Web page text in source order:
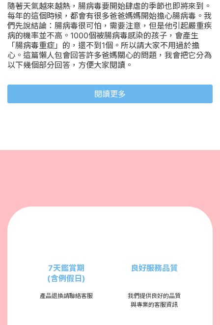
隨著天氣越來越熱，腸病毒要開始肆虐的季節也即將來到。
每年的這個時候，都會有很多爸爸媽媽開始擔心腸病毒。我
們先說結論：腸病毒很可怕，需要注意，但是他引起嚴重疾
病的機率並不高。1000個被腸病毒感染的孩子，會產生
「腸病毒重症」的，還不到1個。所以請大家不用過於擔
心。這篇懶人包會回答許多爸媽關心的問題，我會把它分為
以下幾個部分回答，方便大家閱讀。
閱讀更多
7天鑑賞期
(含例假日)
產品退換請聯絡客服
良好服務品質
我們提供良好的品質
與專業的客服資訊